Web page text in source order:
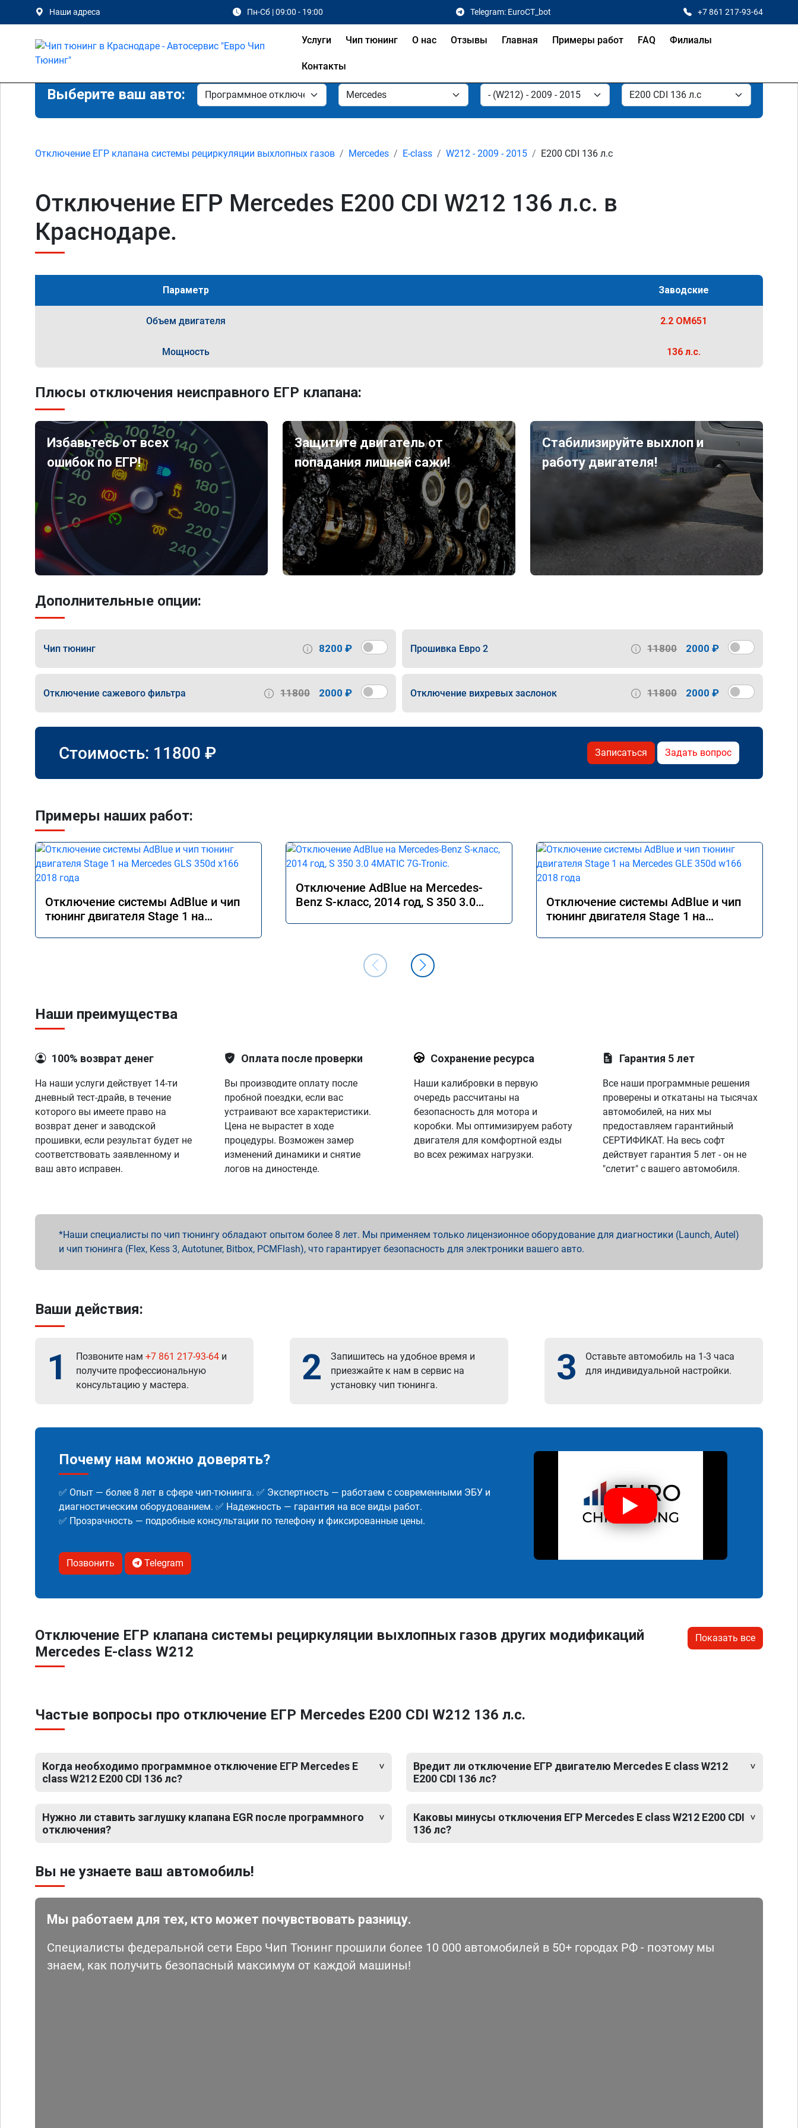
Наши адреса Пн-Сб | 09:00 - 19:00 Telegram: EuroCT_bot +7 861 217-93-64
Услуги Чип тюнинг О нас Отзывы Главная Примеры работ FAQ Филиалы
Контакты
Выберите ваш авто:
Отключение ЕГР клапана системы рециркуляции выхлопных газов Mercedes E-class W212 - 2009 - 2015 E200 CDI 136 л.с
Отключение ЕГР Mercedes E200 CDI W212 136 л.с. в
Краснодаре.
Параметр Заводские
Объем двигателя 2.2 OM651
Мощность 136 л.с.
Плюсы отключения неисправного ЕГР клапана:
Избавьтесь от всех
ошибок по ЕГР!
Защитите двигатель от
попадания лишней сажи!
Стабилизируйте выхлоп и
работу двигателя!
Дополнительные опции:
Чип тюнинг 8200 ₽ Прошивка Евро 2 11800 2000 ₽
Отключение сажевого фильтра 11800 2000 ₽ Отключение вихревых заслонок 11800 2000 ₽
Стоимость: 11800 ₽ Записаться Задать вопрос
Примеры наших работ:
Отключение системы AdBlue и чип
тюнинг двигателя Stage 1 на
Отключение AdBlue на Mercedes-
Benz S-класс, 2014 год, S 350 3.0
Отключение системы AdBlue и чип
тюнинг двигателя Stage 1 на
Наши преимущества
100% возврат денег
На наши услуги действует 14-ти
дневный тест-драйв, в течение
которого вы имеете право на
возврат денег и заводской
прошивки, если результат будет не
соответствовать заявленному и
ваш авто исправен.
Оплата после проверки
Вы производите оплату после
пробной поездки, если вас
устраивают все характеристики.
Цена не вырастет в ходе
процедуры. Возможен замер
изменений динамики и снятие
логов на диностенде.
Сохранение ресурса
Наши калибровки в первую
очередь рассчитаны на
безопасность для мотора и
коробки. Мы оптимизируем работу
двигателя для комфортной езды
во всех режимах нагрузки.
Гарантия 5 лет
Все наши программные решения
проверены и откатаны на тысячах
автомобилей, на них мы
предоставляем гарантийный
СЕРТИФИКАТ. На весь софт
действует гарантия 5 лет - он не
"слетит" с вашего автомобиля.
Наши специалисты по чип тюнингу обладают опытом более 8 лет. Мы применяем только лицензионное оборудование для диагностики (Launch, Autel)
и чип тюнинга (Flex, Kess 3, Autotuner, Bitbox, PCMFlash), что гарантирует безопасность для электроники вашего авто.
Ваши действия:
1 Позвоните нам +7 861 217-93-64 и
получите профессиональную
консультацию у мастера.
2
Запишитесь на удобное время и
приезжайте к нам в сервис на
установку чип тюнинга.
3
Оставьте автомобиль на 1-3 часа
для индивидуальной настройки.
Почему нам можно доверять?
✅ Опыт — более 8 лет в сфере чип-тюнинга. ✅ Экспертность — работаем с современными ЭБУ и
диагностическим оборудованием. ✅ Надежность — гарантия на все виды работ.
✅ Прозрачность — подробные консультации по телефону и фиксированные цены.
Позвонить Telegram
Отключение ЕГР клапана системы рециркуляции выхлопных газов других модификаций
Mercedes E-class W212
Показать все
Частые вопросы про отключение ЕГР Mercedes E200 CDI W212 136 л.с.
Когда необходимо программное отключение ЕГР Mercedes E
class W212 E200 CDI 136 лс?
Нужно ли ставить заглушку клапана EGR после программного
отключения?
Вредит ли отключение ЕГР двигателю Mercedes E class W212
E200 CDI 136 лс?
Каковы минусы отключения ЕГР Mercedes E class W212 E200 CDI
136 лс?
Вы не узнаете ваш автомобиль!
Мы работаем для тех, кто может почувствовать разницу.
Специалисты федеральной сети Евро Чип Тюнинг прошили более 10 000 автомобилей в 50+ городах РФ - поэтому мы
знаем, как получить безопасный максимум от каждой машины!